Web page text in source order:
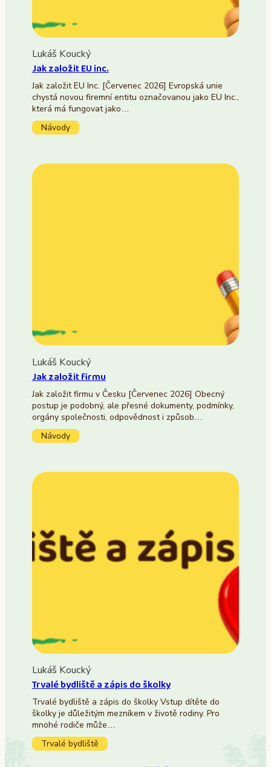
Lukáš Koucký
Jak založit EU inc.
Jak založit EU Inc. [Červenec 2026] Evropská unie
chystá novou firemní entitu označovanou jako EU Inc.,
která má fungovat jako…
Návody
Lukáš Koucký
Jak založit firmu
Jak založit firmu v Česku [Červenec 2026] Obecný
postup je podobný, ale přesné dokumenty, podmínky,
orgány společnosti, odpovědnost i způsob…
Návody
Lukáš Koucký
Trvalé bydliště a zápis do školky
Trvalé bydliště a zápis do školky Vstup dítěte do
školky je důležitým mezníkem v životě rodiny. Pro
mnohé rodiče může…
Trvalé bydliště